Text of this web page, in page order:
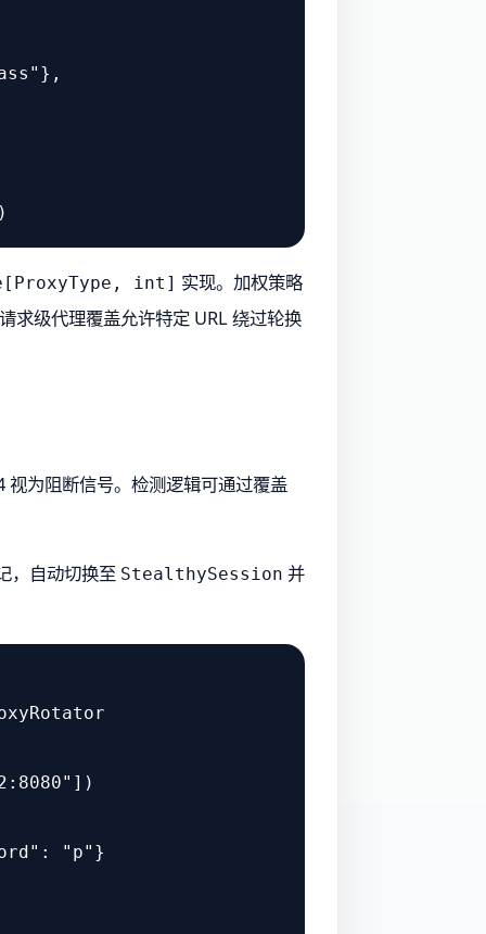
},
int] 实现。加权策略
求级代理覆盖允许特定 URL 绕过轮换
为阻断信号。检测逻辑可通过覆盖
，自动切换至 StealthySession 并
])
: "p" }